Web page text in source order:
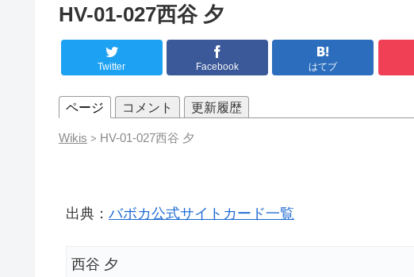
HV-01-027西谷 夕
Twitter Facebook はてブ
ページ コメント 更新履歴
Wikis > HV-01-027西谷 夕
出典： バボカ公式サイトカード一覧
西谷 夕